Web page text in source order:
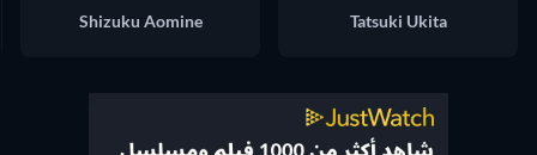
Tatsuki Ukita
Shizuku Aomine